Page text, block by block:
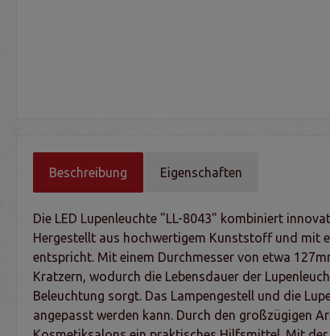
Beschreibung Eigenschaften
Die LED Lupenleuchte "LL-8043" kombiniert
Hergestellt aus hochwertigem Kunststoff und mit
entspricht. Mit einem Durchmesser von etwa
Kratzern, wodurch die Lebensdauer der
Beleuchtung sorgt. Das Lampengestell und die
angepasst werden kann. Durch den großzügigen